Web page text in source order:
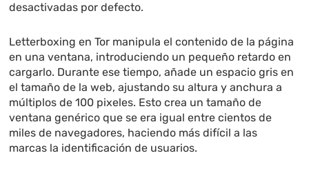
desactivadas por defecto.
Letterboxing en Tor manipula el contenido de la página
en una ventana, introduciendo un pequeño retardo en
cargarlo. Durante ese tiempo, añade un espacio gris en
el tamaño de la web, ajustando su altura y anchura a
múltiplos de 100 pixeles. Esto crea un tamaño de
ventana genérico que se era igual entre cientos de
miles de navegadores, haciendo más difícil a las
marcas la identificación de usuarios.